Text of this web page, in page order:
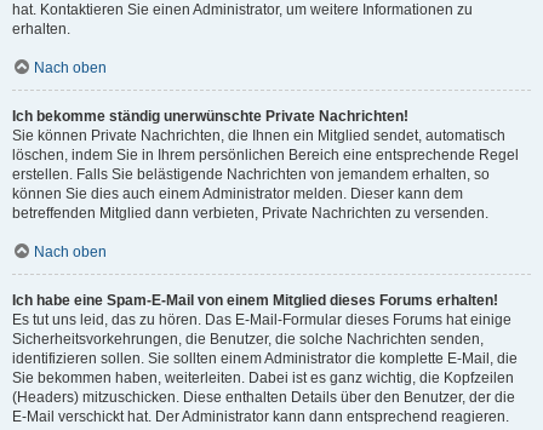
hat. Kontaktieren Sie einen Administrator, um weitere Informationen zu
erhalten.
Nach oben
Ich bekomme ständig unerwünschte Private Nachrichten!
Sie können Private Nachrichten, die Ihnen ein Mitglied sendet, automatisch
löschen, indem Sie in Ihrem persönlichen Bereich eine entsprechende Regel
erstellen. Falls Sie belästigende Nachrichten von jemandem erhalten, so
können Sie dies auch einem Administrator melden. Dieser kann dem
betreffenden Mitglied dann verbieten, Private Nachrichten zu versenden.
Nach oben
Ich habe eine Spam-E-Mail von einem Mitglied dieses Forums erhalten!
Es tut uns leid, das zu hören. Das E-Mail-Formular dieses Forums hat einige
Sicherheitsvorkehrungen, die Benutzer, die solche Nachrichten senden,
identifizieren sollen. Sie sollten einem Administrator die komplette E-Mail, die
Sie bekommen haben, weiterleiten. Dabei ist es ganz wichtig, die Kopfzeilen
(Headers) mitzuschicken. Diese enthalten Details über den Benutzer, der die
E-Mail verschickt hat. Der Administrator kann dann entsprechend reagieren.